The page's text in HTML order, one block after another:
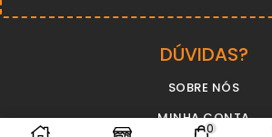
DÚVIDAS?
SOBRE NÓS
MINHA CONTA
0